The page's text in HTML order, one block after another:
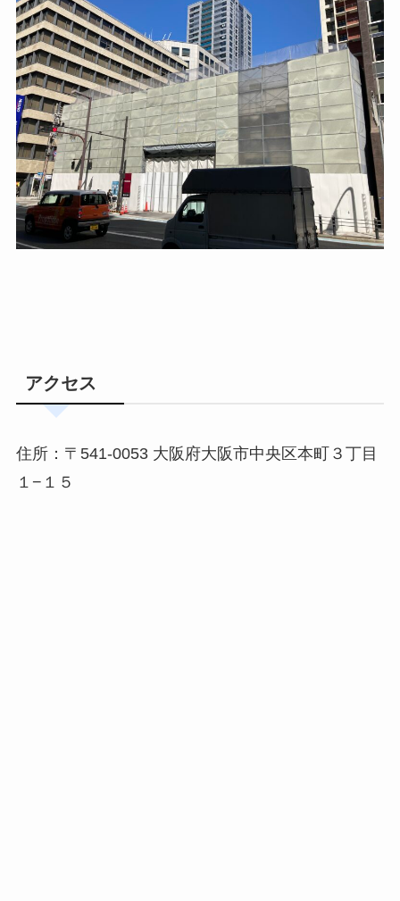
アクセス
住所：〒541-0053 大阪府大阪市中央区本町３丁目
１−１５